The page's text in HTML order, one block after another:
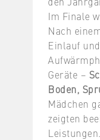
Im Finale
Nach
Einlauf
Geräte –
Boden,
Mädchen
zeigten